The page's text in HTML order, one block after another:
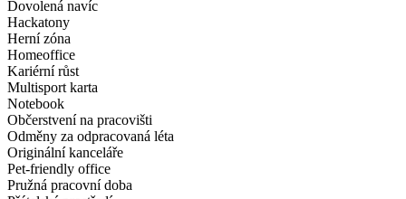
Dovolená navíc
Hackatony
Herní zóna
Homeoffice
Kariérní růst
Multisport karta
Notebook
Občerstvení na pracovišti
Odměny za odpracovaná léta
Originální kanceláře
Pet-friendly office
Pružná pracovní doba